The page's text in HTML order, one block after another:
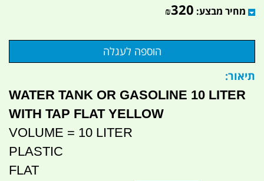
מחיר מבצע: ₪320
תיאור:
WATER TANK OR GASOLINE 10 LITER
WITH TAP FLAT YELLOW
VOLUME = 10 LITER
PLASTIC